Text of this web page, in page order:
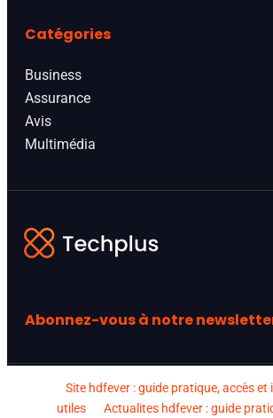
Catégories
Business
Assurance
Avis
Multimédia
Abonnez-vous à notre
Site hdfever : guide pratique, accès
utiles
Actualites hdfever : guide